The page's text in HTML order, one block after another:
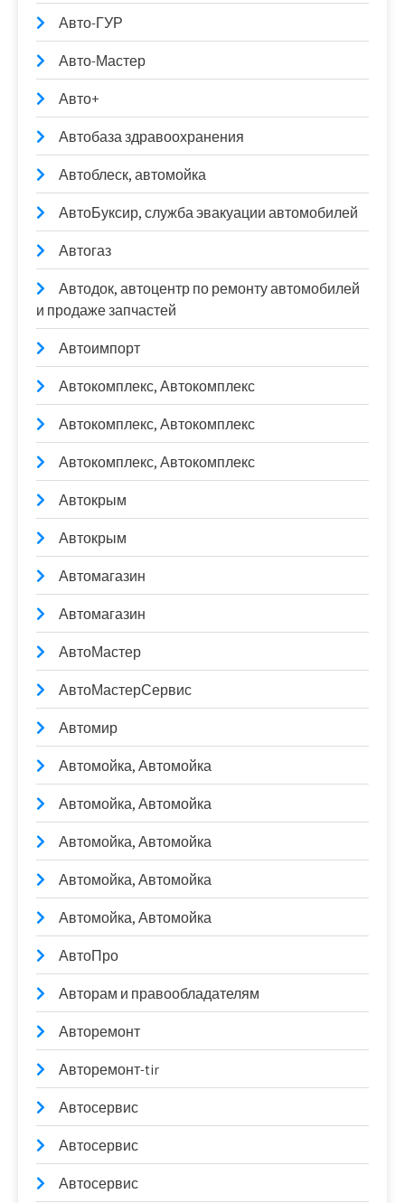
Авто-ГУР
Авто-Мастер
Авто+
Автобаза здравоохранения
Автоблеск, автомойка
АвтоБуксир, служба эвакуации автомобилей
Автогаз
Автодок, автоцентр по ремонту автомобилей
и продаже запчастей
Автоимпорт
Автокомплекс, Автокомплекс
Автокомплекс, Автокомплекс
Автокомплекс, Автокомплекс
Автокрым
Автокрым
Автомагазин
Автомагазин
АвтоМастер
АвтоМастерСервис
Автомир
Автомойка, Автомойка
Автомойка, Автомойка
Автомойка, Автомойка
Автомойка, Автомойка
Автомойка, Автомойка
АвтоПро
Авторам и правообладателям
Авторемонт
Авторемонт-tir
Автосервис
Автосервис
Автосервис